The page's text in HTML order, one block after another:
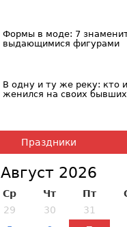
Формы в моде: 7
выдающимися фигурами
В одну и ту же реку: кто
женился на своих бывших
Праздники
Август 2026
Ср Чт Пт
29 30 31